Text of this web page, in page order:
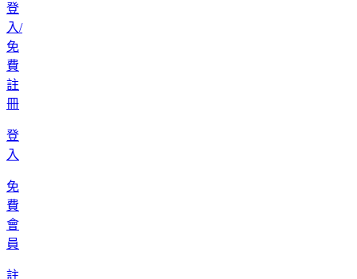
登
入/
免
費
註
冊
登
入
免
費
會
員
註